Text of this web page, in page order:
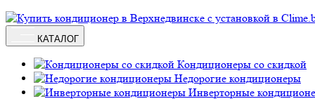
КАТАЛОГ
Кондиционеры со скидкой
Недорогие кондиционеры
Инверторные